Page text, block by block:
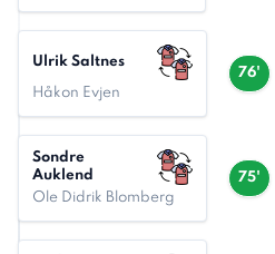
76'
Ulrik Saltnes
Håkon Evjen
75'
Sondre
Auklend
Ole Didrik Blomberg